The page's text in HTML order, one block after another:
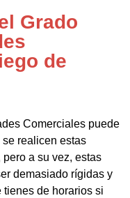
Grado
de
Comerciales puede
realicen estas
a su vez, estas
demasiado rígidas y
de horarios si